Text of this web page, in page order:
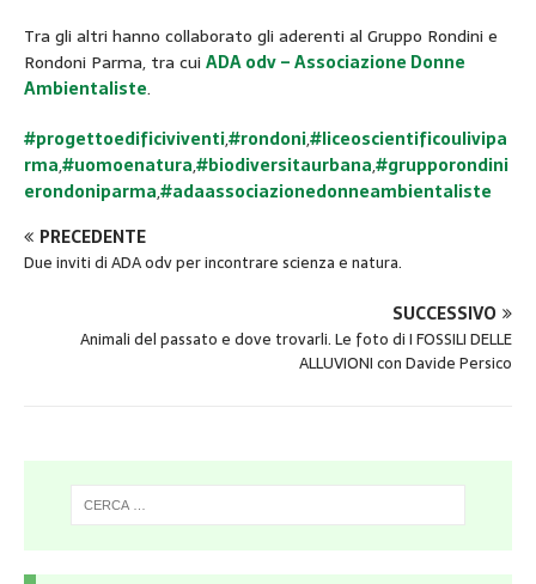
Tra gli altri hanno collaborato gli aderenti al Gruppo Rondini e
Rondoni Parma, tra cui ADA odv – Associazione Donne
Ambientaliste.
#progettoedificiviventi,#rondoni,#liceoscientificoulivipa
rma,#uomoenatura,#biodiversitaurbana,#grupporondini
erondoniparma,#adaassociazionedonneambientaliste
PRECEDENTE
Due inviti di ADA odv per incontrare scienza e natura.
SUCCESSIVO
Animali del passato e dove trovarli. Le foto di I FOSSILI DELLE
ALLUVIONI con Davide Persico